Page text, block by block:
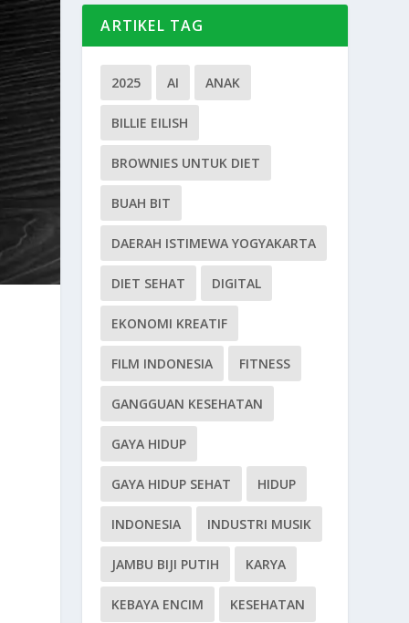
ARTIKEL TAG
2025 AI ANAK
BILLIE EILISH
BROWNIES UNTUK DIET
BUAH BIT
DAERAH ISTIMEWA YOGYAKARTA
DIET SEHAT DIGITAL
EKONOMI KREATIF
FILM INDONESIA FITNESS
GANGGUAN KESEHATAN
GAYA HIDUP
GAYA HIDUP SEHAT HIDUP
INDONESIA INDUSTRI MUSIK
JAMBU BIJI PUTIH KARYA
KEBAYA ENCIM KESEHATAN